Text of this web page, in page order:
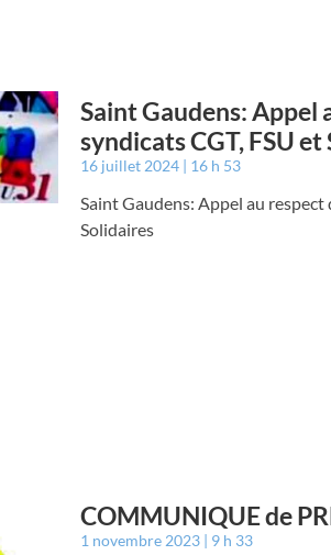
Saint Gaudens: Appel
syndicats CGT, FSU
16 juillet 2024 16 h 53
Saint Gaudens: Appel au respect
Solidaires
COMMUNIQUE de
1 novembre 2023 9 h 33